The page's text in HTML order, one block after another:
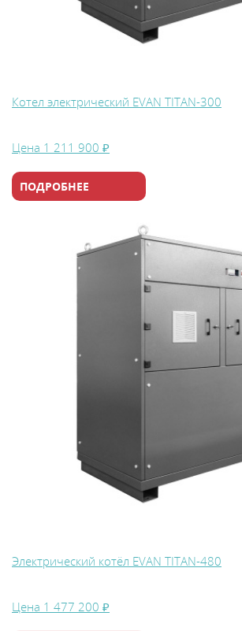
Котел электрический EVAN TITAN-300
Цена 1 211 900 ₽
ПОДРОБНЕЕ
Электрический котёл EVAN TITAN-480
Цена 1 477 200 ₽